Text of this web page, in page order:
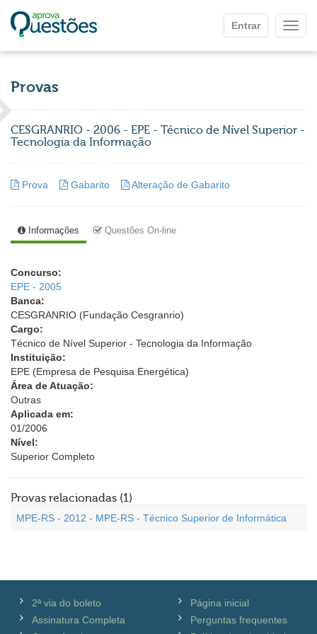
Entrar
Provas
CESGRANRIO - 2006 - EPE - Técnico de Nível Superior -
Tecnologia da Informação
Prova Gabarito Alteração de Gabarito
Informações Questões On-line
Concurso:
EPE - 2005
Banca:
CESGRANRIO (Fundação Cesgranrio)
Cargo:
Técnico de Nível Superior - Tecnologia da Informação
Instituição:
EPE (Empresa de Pesquisa Energética)
Área de Atuação:
Outras
Aplicada em:
01/2006
Nível:
Superior Completo
Provas relacionadas (1)
MPE-RS - 2012 - MPE-RS - Técnico Superior de Informática
2ª via do boleto
Assinatura Completa
Página inicial
Perguntas frequentes